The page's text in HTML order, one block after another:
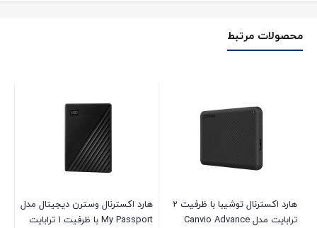
محصولات مرتبط
هارد اکسترنال توشیبا با ظرفیت 2
ترابایت مدل Canvio Advance
هارد اکسترنال وسترن دیجیتال مدل
My Passport با ظرفیت 1 ترابایت